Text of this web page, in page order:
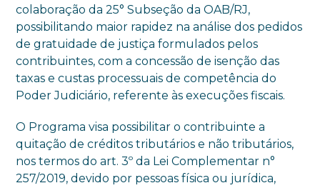
colaboração da 25° Subseção da OAB/RJ,
possibilitando maior rapidez na análise dos pedidos
de gratuidade de justiça formulados pelos
contribuintes, com a concessão de isenção das
taxas e custas processuais de competência do
Poder Judiciário, referente às execuções fiscais.
O Programa visa possibilitar o contribuinte a
quitação de créditos tributários e não tributários,
nos termos do art. 3º da Lei Complementar n°
257/2019, devido por pessoas física ou jurídica,